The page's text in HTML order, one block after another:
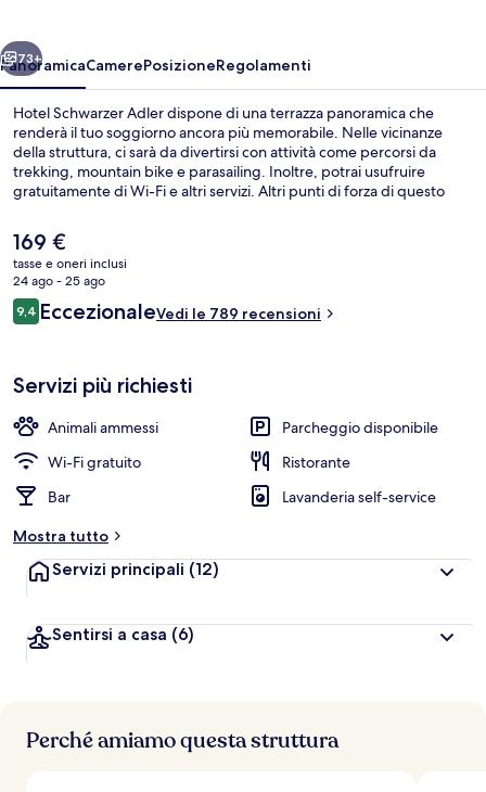
Avanti
73+
PanoramicaCamerePosizioneRegolamenti
Hotel Schwarzer Adler dispone di una terrazza panoramica che
renderà il tuo soggiorno ancora più memorabile. Nelle vicinanze
della struttura, ci sarà da divertirsi con attività come percorsi da
trekking, mountain bike e parasailing. Inoltre, potrai usufruire
gratuitamente di Wi-Fi e altri servizi. Altri punti di forza di questo
Gli ospiti apprezzano molto il personale gentile e la colazione.
Il
prezzo
attuale
è
169 €
169 €
tasse e oneri inclusi
24 ago - 25 ago
Recensioni
9,49,4 su 10
EccezionaleVedi le 789 recensioni
Servizi più richiesti
Animali ammessi
Parcheggio disponibile
Wi-Fi gratuito
Ristorante
Bar
Lavanderia self-service
Mostra tutto
Servizi principali (12)
Sentirsi a casa (6)
Perché amiamo questa struttura